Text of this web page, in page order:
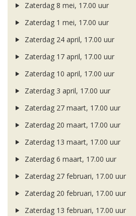
Zaterdag 8 mei, 17.00 uur
Zaterdag 1 mei, 17.00 uur
Zaterdag 24 april, 17.00 uur
Zaterdag 17 april, 17.00 uur
Zaterdag 10 april, 17.00 uur
Zaterdag 3 april, 17.00 uur
Zaterdag 27 maart, 17.00 uur
Zaterdag 20 maart, 17.00 uur
Zaterdag 13 maart, 17.00 uur
Zaterdag 6 maart, 17.00 uur
Zaterdag 27 februari, 17.00 uur
Zaterdag 20 februari, 17.00 uur
Zaterdag 13 februari, 17.00 uur